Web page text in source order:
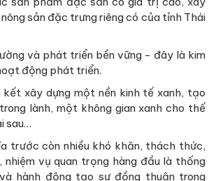
sản đặc trưng riêng có của tỉnh Thái
và phát triển bền vững - đây là kim
động phát triển.
kết xây dựng một nền kinh tế xanh, tạo
lành, một không gian xanh cho thế
sau…
trước còn nhiều khó khăn, thách thức,
nhiệm vụ quan trọng hàng đầu là thống
hành động tạo sự đồng thuận trong